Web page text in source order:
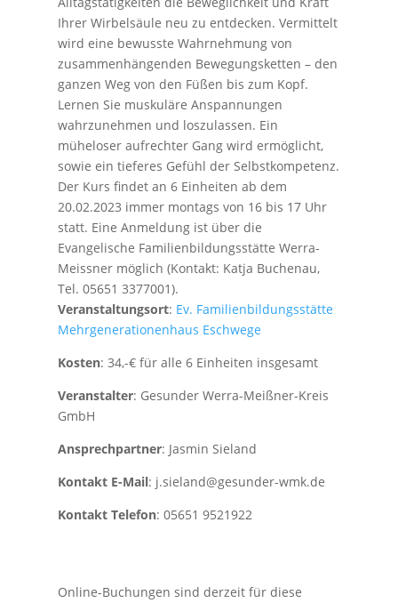
Ihrer Wirbelsäule neu zu entdecken. Vermittelt
wird eine bewusste Wahrnehmung von
zusammenhängenden Bewegungsketten – den
ganzen Weg von den Füßen bis zum Kopf.
Lernen Sie muskuläre Anspannungen
wahrzunehmen und loszulassen. Ein
müheloser aufrechter Gang wird ermöglicht,
sowie ein tieferes Gefühl der Selbstkompetenz.
Der Kurs findet an 6 Einheiten ab dem
20.02.2023 immer montags von 16 bis 17 Uhr
statt. Eine Anmeldung ist über die
Evangelische Familienbildungsstätte Werra-
Meissner möglich (Kontakt: Katja Buchenau,
Tel. 05651 3377001).
Veranstaltungsort: Ev. Familienbildungsstätte
Mehrgenerationenhaus Eschwege
Kosten: 34,-€ für alle 6 Einheiten insgesamt
Veranstalter: Gesunder Werra-Meißner-Kreis
GmbH
Ansprechpartner: Jasmin Sieland
Kontakt E-Mail: j.sieland@gesunder-wmk.de
Kontakt Telefon: 05651 9521922
Online-Buchungen sind derzeit für diese